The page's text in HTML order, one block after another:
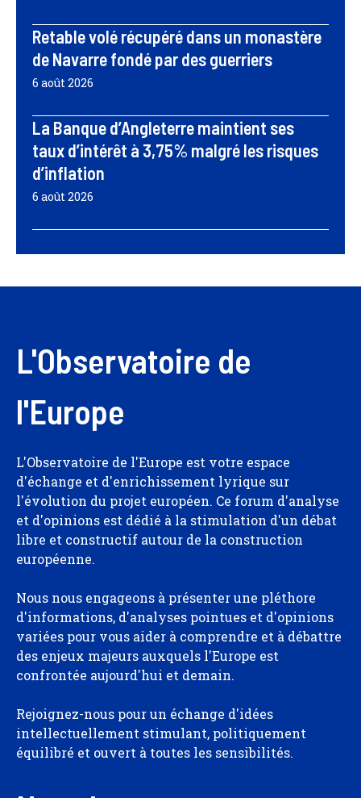
Retable volé récupéré dans un monastère
de Navarre fondé par des guerriers
6 août 2026
La Banque d’Angleterre maintient ses
taux d’intérêt à 3,75% malgré les risques
d’inflation
6 août 2026
L'Observatoire de
l'Europe
L'Observatoire de l'Europe est votre espace
d'échange et d'enrichissement lyrique sur
l'évolution du projet européen. Ce forum d'analyse
et d'opinions est dédié à la stimulation d'un débat
libre et constructif autour de la construction
européenne.
Nous nous engageons à présenter une pléthore
d'informations, d'analyses pointues et d'opinions
variées pour vous aider à comprendre et à débattre
des enjeux majeurs auxquels l'Europe est
confrontée aujourd'hui et demain.
Rejoignez-nous pour un échange d'idées
intellectuellement stimulant, politiquement
équilibré et ouvert à toutes les sensibilités.